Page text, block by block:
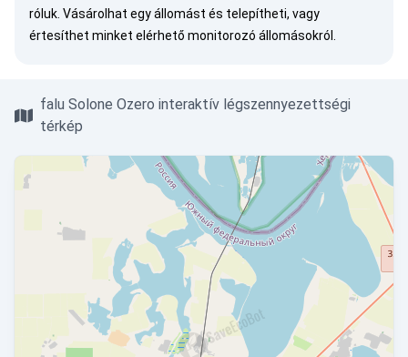
róluk. Vásárolhat egy állomást és telepítheti, vagy
értesíthet minket elérhető monitorozó állomásokról.
falu Solone Ozero interaktív légszennyezettségi
térkép